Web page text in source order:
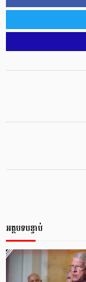
អត្ថបទបន្ទាប់